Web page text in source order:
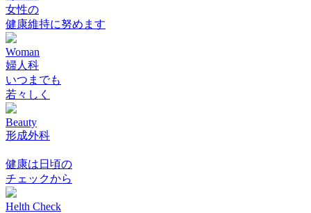
女性の
健康維持に努めます
Woman
婦人科
いつまでも
若々しく
Beauty
形成外科
健康は日頃の
チェックから
Helth Check